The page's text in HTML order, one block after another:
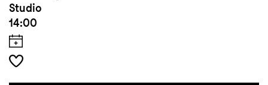
Studio
14:00